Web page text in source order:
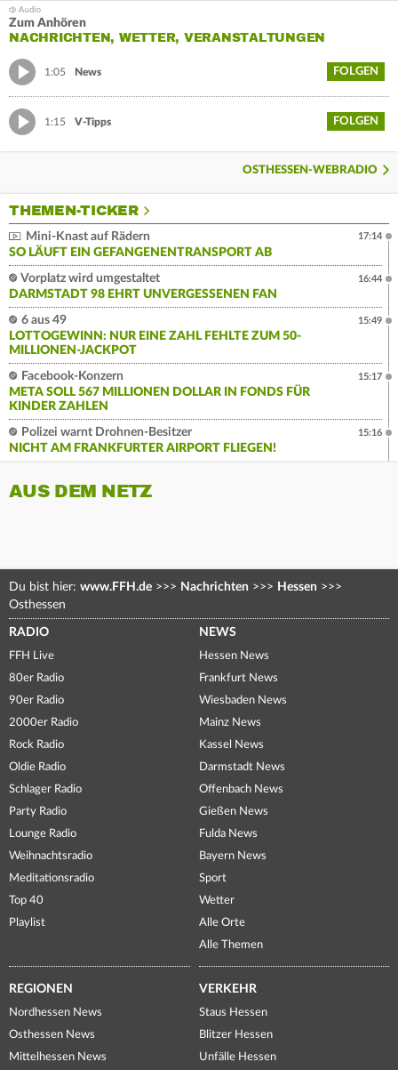
Zum Anhören
NACHRICHTEN, WETTER, VERANSTALTUNGEN
1:05 News FOLGEN
1:15 V-Tipps FOLGEN
OSTHESSEN-WEBRADIO
THEMEN-TICKER
Mini-Knast auf Rädern
SO LÄUFT EIN GEFANGENENTRANSPORT AB
17:14
Vorplatz wird umgestaltet
DARMSTADT 98 EHRT UNVERGESSENEN FAN
16:44
6 aus 49
LOTTOGEWINN: NUR EINE ZAHL FEHLTE ZUM 50-
MILLIONEN-JACKPOT
15:49
Facebook-Konzern
META SOLL 567 MILLIONEN DOLLAR IN FONDS FÜR
KINDER ZAHLEN
15:17
Polizei warnt Drohnen-Besitzer
NICHT AM FRANKFURTER AIRPORT FLIEGEN!
15:16
AUS DEM NETZ
Du bist hier: www.FFH.de >>> Nachrichten >>> Hessen >>>
Osthessen
RADIO
FFH Live
80er Radio
90er Radio
2000er Radio
Rock Radio
Oldie Radio
Schlager Radio
Party Radio
Lounge Radio
Weihnachtsradio
Meditationsradio
Top 40
Playlist
NEWS
Hessen News
Frankfurt News
Wiesbaden News
Mainz News
Kassel News
Darmstadt News
Offenbach News
Gießen News
Fulda News
Bayern News
Sport
Wetter
Alle Orte
Alle Themen
REGIONEN
Nordhessen News
Osthessen News
Mittelhessen News
VERKEHR
Staus Hessen
Blitzer Hessen
Unfälle Hessen